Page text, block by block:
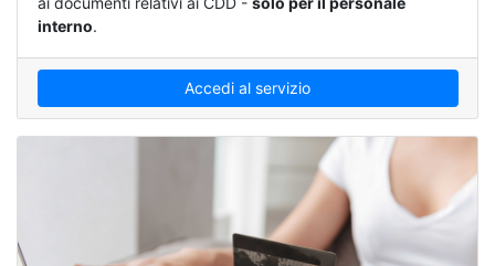
interno.
Accedi al servizio